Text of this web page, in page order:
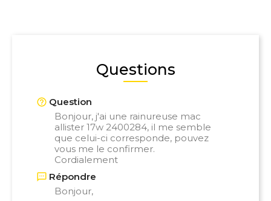
Questions
Question
Bonjour, j'ai une rainureuse mac
allister 17w 2400284, il me semble
que celui-ci corresponde, pouvez
vous me le confirmer.
Cordialement
Répondre
Bonjour,